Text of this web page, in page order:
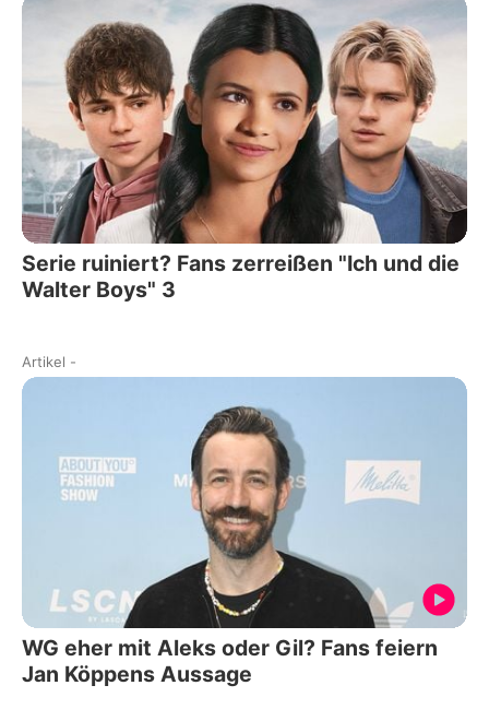
Serie ruiniert? Fans zerreißen "Ich und die
Walter Boys" 3
Artikel -
WG eher mit Aleks oder Gil? Fans feiern
Jan Köppens Aussage